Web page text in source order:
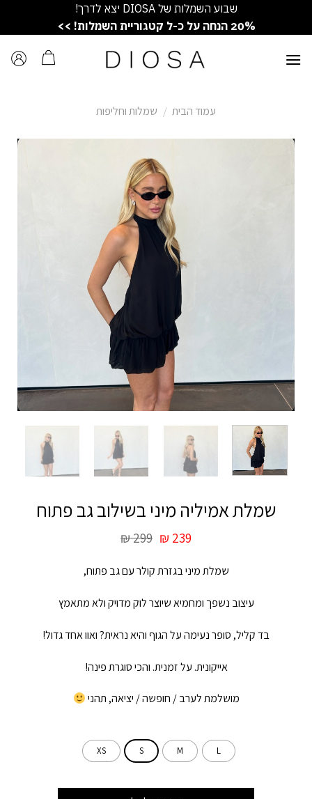
שבוע השמלות של DIOSA יצא לדרך!
20% הנחה על כ-ל קטגוריית השמלות! >>
עמוד הבית / שמלות וחליפות
שמלת אמיליה מיני בשילוב גב פתוח
₪299 ₪ 239
שמלת מיני בגזרת קולר עם גב פתוח,
עיצוב נשפך ומחמיא שיוצר לוק מדויק ולא מתאמץ
בד קליל, סופר נעימה על הגוף והיא נראית? ואוו אחד גדול!
אייקונית. על זמנית. והכי סוגרת פינה!
מושלמת לערב / חופשה / יציאה, תהני
L
M
S
XS